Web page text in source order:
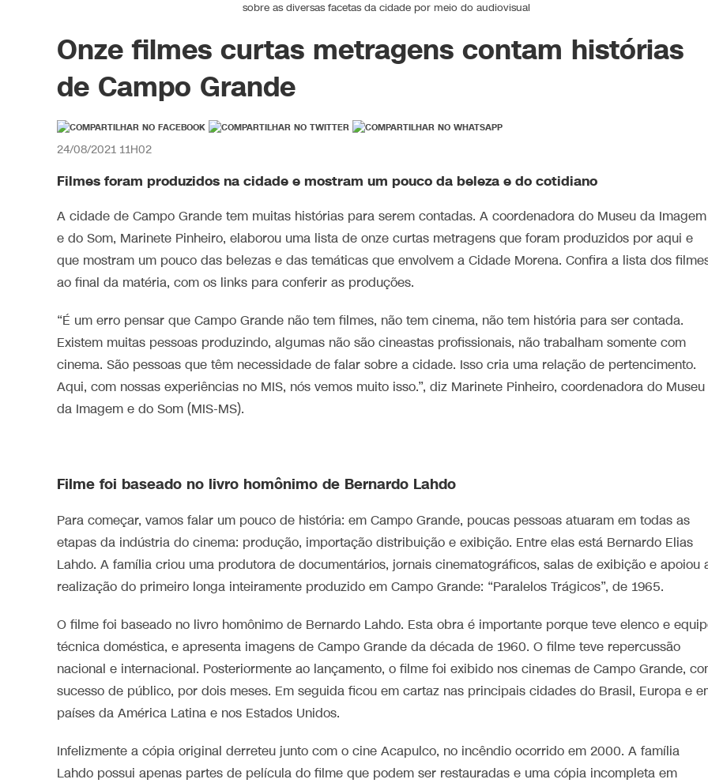
sobre as diversas facetas da cidade por meio do audiovisual
Onze filmes curtas metragens contam histórias
de Campo Grande
24/08/2021 11H02
Filmes foram produzidos na cidade e mostram um pouco da beleza e do cotidiano
A cidade de Campo Grande tem muitas histórias para serem contadas. A coordenadora do Museu da Imagem
e do Som, Marinete Pinheiro, elaborou uma lista de onze curtas metragens que foram produzidos por aqui e
que mostram um pouco das belezas e das temáticas que envolvem a Cidade Morena. Confira a lista dos
ao final da matéria, com os links para conferir as produções.
“É um erro pensar que Campo Grande não tem filmes, não tem cinema, não tem história para ser contada.
Existem muitas pessoas produzindo, algumas não são cineastas profissionais, não trabalham somente com
cinema. São pessoas que têm necessidade de falar sobre a cidade. Isso cria uma relação de pertencimento.
Aqui, com nossas experiências no MIS, nós vemos muito isso.”, diz Marinete Pinheiro, coordenadora do Museu
da Imagem e do Som (MIS-MS).
Filme foi baseado no livro homônimo de Bernardo Lahdo
Para começar, vamos falar um pouco de história: em Campo Grande, poucas pessoas atuaram em todas as
etapas da indústria do cinema: produção, importação distribuição e exibição. Entre elas está Bernardo Elias
Lahdo. A família criou uma produtora de documentários, jornais cinematográficos, salas de exibição e apoiou
realização do primeiro longa inteiramente produzido em Campo Grande: “Paralelos Trágicos”, de 1965.
O filme foi baseado no livro homônimo de Bernardo Lahdo. Esta obra é importante porque teve elenco e
técnica doméstica, e apresenta imagens de Campo Grande da década de 1960. O filme teve repercussão
nacional e internacional. Posteriormente ao lançamento, o filme foi exibido nos cinemas de Campo Grande,
sucesso de público, por dois meses. Em seguida ficou em cartaz nas principais cidades do Brasil, Europa e
países da América Latina e nos Estados Unidos.
Infelizmente a cópia original derreteu junto com o cine Acapulco, no incêndio ocorrido em 2000. A família
Lahdo possui apenas partes de película do filme que podem ser restauradas e uma cópia incompleta em